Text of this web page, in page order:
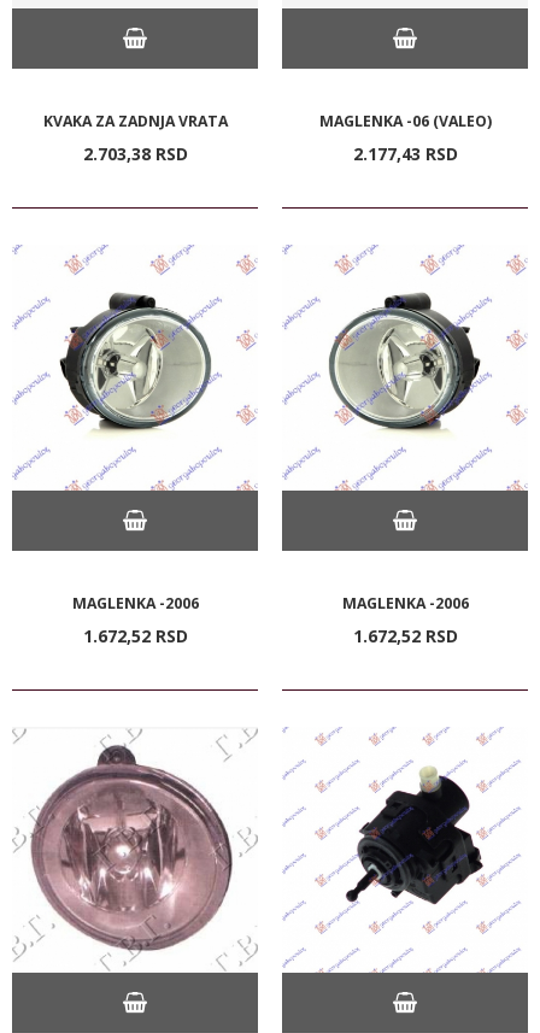
KVAKA ZA ZADNJA VRATA
2.703,38 RSD
MAGLENKA -06 (VALEO)
2.177,43 RSD
MAGLENKA -2006
1.672,52 RSD
MAGLENKA -2006
1.672,52 RSD